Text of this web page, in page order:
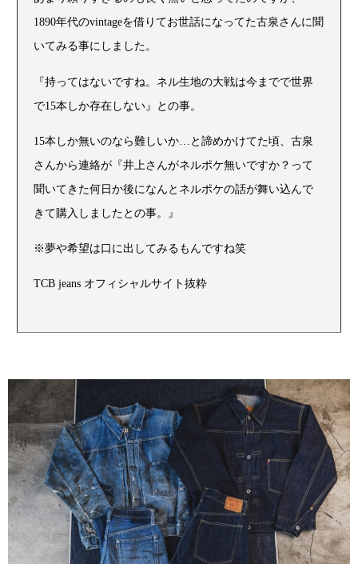
1890年代のvintageを借りてお世話になってた古泉さんに聞
いてみる事にしました。
『持ってはないですね。ネル生地の大戦は今までで世界
で15本しか存在しない』との事。
15本しか無いのなら難しいか…と諦めかけてた頃、古泉
さんから連絡が『井上さんがネルポケ無いですか？って
聞いてきた何日か後になんとネルポケの話が舞い込んで
きて購入しましたとの事。』
※夢や希望は口に出してみるもんですね笑
TCB jeans オフィシャルサイト抜粋